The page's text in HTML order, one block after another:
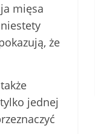
mięsa
że
jednej